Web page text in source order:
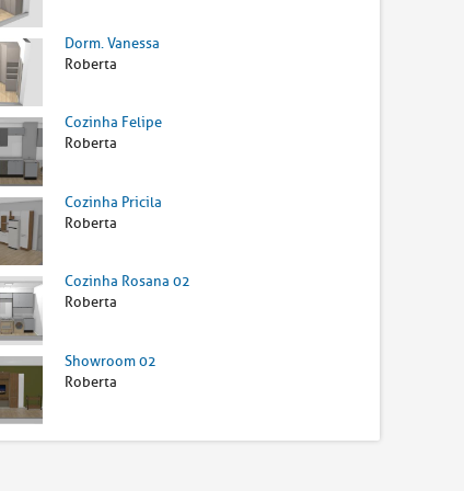
Dorm. Vanessa
Roberta
Cozinha Felipe
Roberta
Cozinha Pricila
Roberta
Cozinha Rosana 02
Roberta
Showroom 02
Roberta